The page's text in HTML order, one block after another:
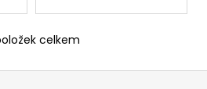
O
v
celkem